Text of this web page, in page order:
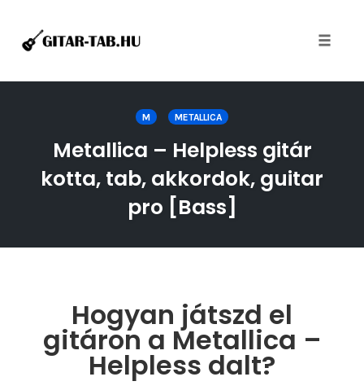
M METALLICA
Metallica – Helpless gitár
kotta, tab, akkordok, guitar
pro [Bass]
Hogyan játszd el
gitáron a Metallica –
Helpless dalt?